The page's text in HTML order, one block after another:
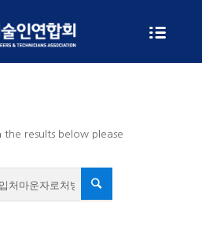
results below please